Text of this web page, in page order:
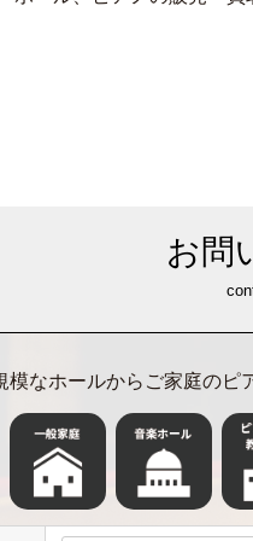
お問
模なホールからご家庭のピ